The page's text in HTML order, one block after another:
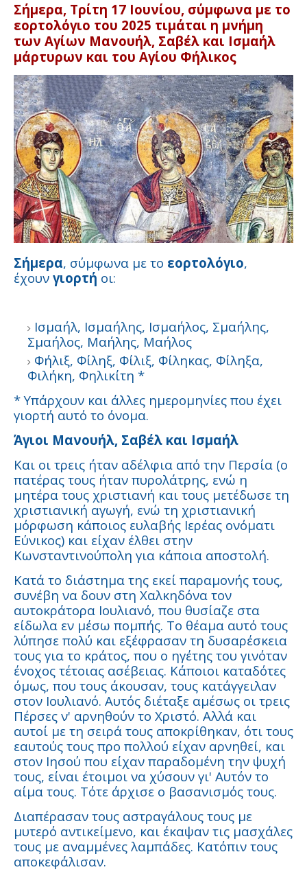
Σήμερα, Τρίτη 17 Ιουνίου, σύμφωνα με το
εορτολόγιο του 2025 τιμάται η μνήμη
των Αγίων Μανουήλ, Σαβέλ και Ισμαήλ
μάρτυρων και του Αγίου Φήλικος
Σήμερα, σύμφωνα με το εορτολόγιο,
έχουν γιορτή οι:
Ισμαήλ, Ισμαήλης, Ισμαήλος, Σμαήλης,
Σμαήλος, Μαήλης, Μαήλος
Φήλιξ, Φίληξ, Φίλιξ, Φίληκας, Φίληξα,
Φιλήκη, Φηλικίτη *
* Υπάρχουν και άλλες ημερομηνίες που έχει
γιορτή αυτό το όνομα.
Άγιοι Μανουήλ, Σαβέλ και Ισμαήλ
Και οι τρεις ήταν αδέλφια από την Περσία (ο
πατέρας τους ήταν πυρολάτρης, ενώ η
μητέρα τους χριστιανή και τους μετέδωσε τη
χριστιανική αγωγή, ενώ τη χριστιανική
μόρφωση κάποιος ευλαβής Ιερέας ονόματι
Εύνικος) και είχαν έλθει στην
Κωνσταντινούπολη για κάποια αποστολή.
Κατά το διάστημα της εκεί παραμονής τους,
συνέβη να δουν στη Χαλκηδόνα τον
αυτοκράτορα Ιουλιανό, που θυσίαζε στα
είδωλα εν μέσω πομπής. Το θέαμα αυτό τους
λύπησε πολύ και εξέφρασαν τη δυσαρέσκεια
τους για το κράτος, που ο ηγέτης του γινόταν
ένοχος τέτοιας ασέβειας. Κάποιοι καταδότες
όμως, που τους άκουσαν, τους κατάγγειλαν
στον Ιουλιανό. Αυτός διέταξε αμέσως οι τρεις
Πέρσες ν' αρνηθούν το Χριστό. Αλλά και
αυτοί με τη σειρά τους αποκρίθηκαν, ότι τους
εαυτούς τους προ πολλού είχαν αρνηθεί, και
στον Ιησού που είχαν παραδομένη την ψυχή
τους, είναι έτοιμοι να χύσουν γι' Αυτόν το
αίμα τους. Τότε άρχισε ο βασανισμός τους.
Διαπέρασαν τους αστραγάλους τους με
μυτερό αντικείμενο, και έκαψαν τις μασχάλες
τους με αναμμένες λαμπάδες. Κατόπιν τους
αποκεφάλισαν.